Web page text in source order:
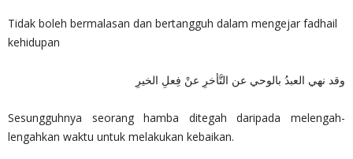
Tidak boleh bermalasan dan bertangguh dalam mengejar fadhail
kehidupan
وقد نهي العبدُ بالوحي عن التَّأخرِ عنْ فِعلِ الخيرِ
Sesungguhnya seorang hamba ditegah daripada melengah-
lengahkan waktu untuk melakukan kebaikan.